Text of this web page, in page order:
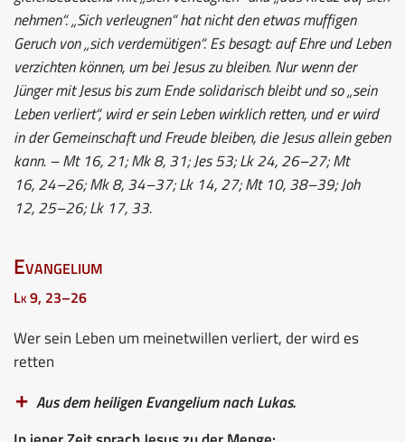
nehmen“. „Sich verleugnen“ hat nicht den etwas muffigen
Geruch von „sich verdemütigen“. Es besagt: auf Ehre und Leben
verzichten können, um bei Jesus zu bleiben. Nur wenn der
Jünger mit Jesus bis zum Ende solidarisch bleibt und so „sein
Leben verliert“, wird er sein Leben wirklich retten, und er wird
in der Gemeinschaft und Freude bleiben, die Jesus allein geben
kann. – Mt 16, 21; Mk 8, 31; Jes 53; Lk 24, 26–27; Mt
16, 24–26; Mk 8, 34–37; Lk 14, 27; Mt 10, 38–39; Joh
12, 25–26; Lk 17, 33.
Evangelium
Lk 9, 23–26
Wer sein Leben um meinetwillen verliert, der wird es
retten
Aus dem heiligen Evangelium nach Lukas.